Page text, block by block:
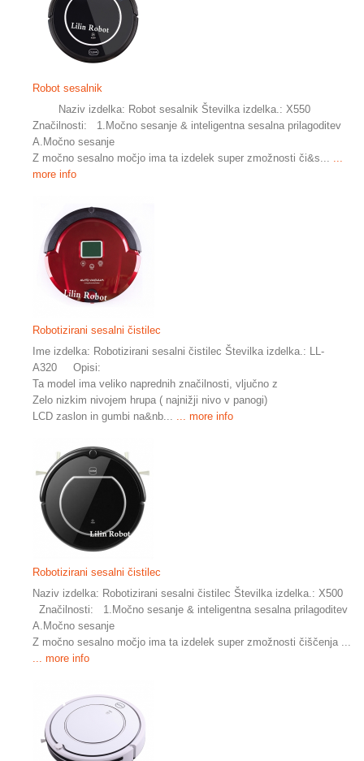
Robot sesalnik
Naziv izdelka: Robot sesalnik Številka izdelka.: X550
Značilnosti: 1.Močno sesanje & inteligentna sesalna prilagoditev
A.Močno sesanje
Z močno sesalno močjo ima ta izdelek super zmožnosti či&s...
more info
Robotizirani sesalni čistilec
Ime izdelka: Robotizirani sesalni čistilec Številka izdelka.: LL-
A320 Opisi:
Ta model ima veliko naprednih značilnosti, vljučno z
Zelo nizkim nivojem hrupa ( najnižji nivo v panogi)
LCD zaslon in gumbi na&nb...
... more info
Robotizirani sesalni čistilec
Naziv izdelka: Robotizirani sesalni čistilec Številka izdelka.: X500
Značilnosti: 1.Močno sesanje & inteligentna sesalna prilagoditev
A.Močno sesanje
Z močno sesalno močjo ima ta izdelek super zmožnosti čiščenja ...
... more info